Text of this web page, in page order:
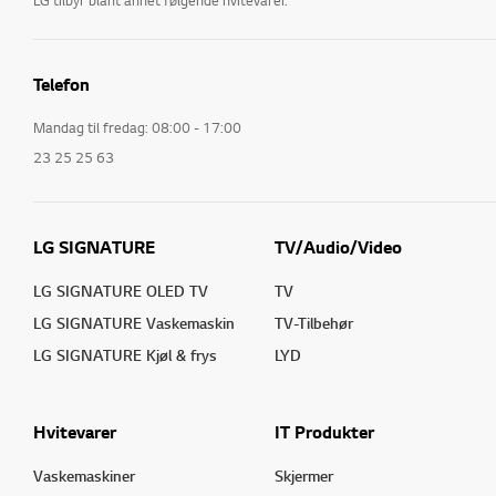
Vaskemaskiner og tørketromler: LGs hvitevarer vil gjøre vaskerommet ditt mer innbydende. Velg mellom
LG’s hvitevarer er utstyrt med den nyeste teknikken og smarte
Telefon
Mandag til fredag: 08:00 - 17:00
23 25 25 63
LG SIGNATURE
LG SIGNATURE OLED TV
LG SIGNATURE Vaskemaskin
LG SIGNATURE Kjøl & frys
TV/Audio/Video
TV
TV-Tilbehør
LYD
Hvitevarer
Vaskemaskiner
IT Produkter
Skjermer